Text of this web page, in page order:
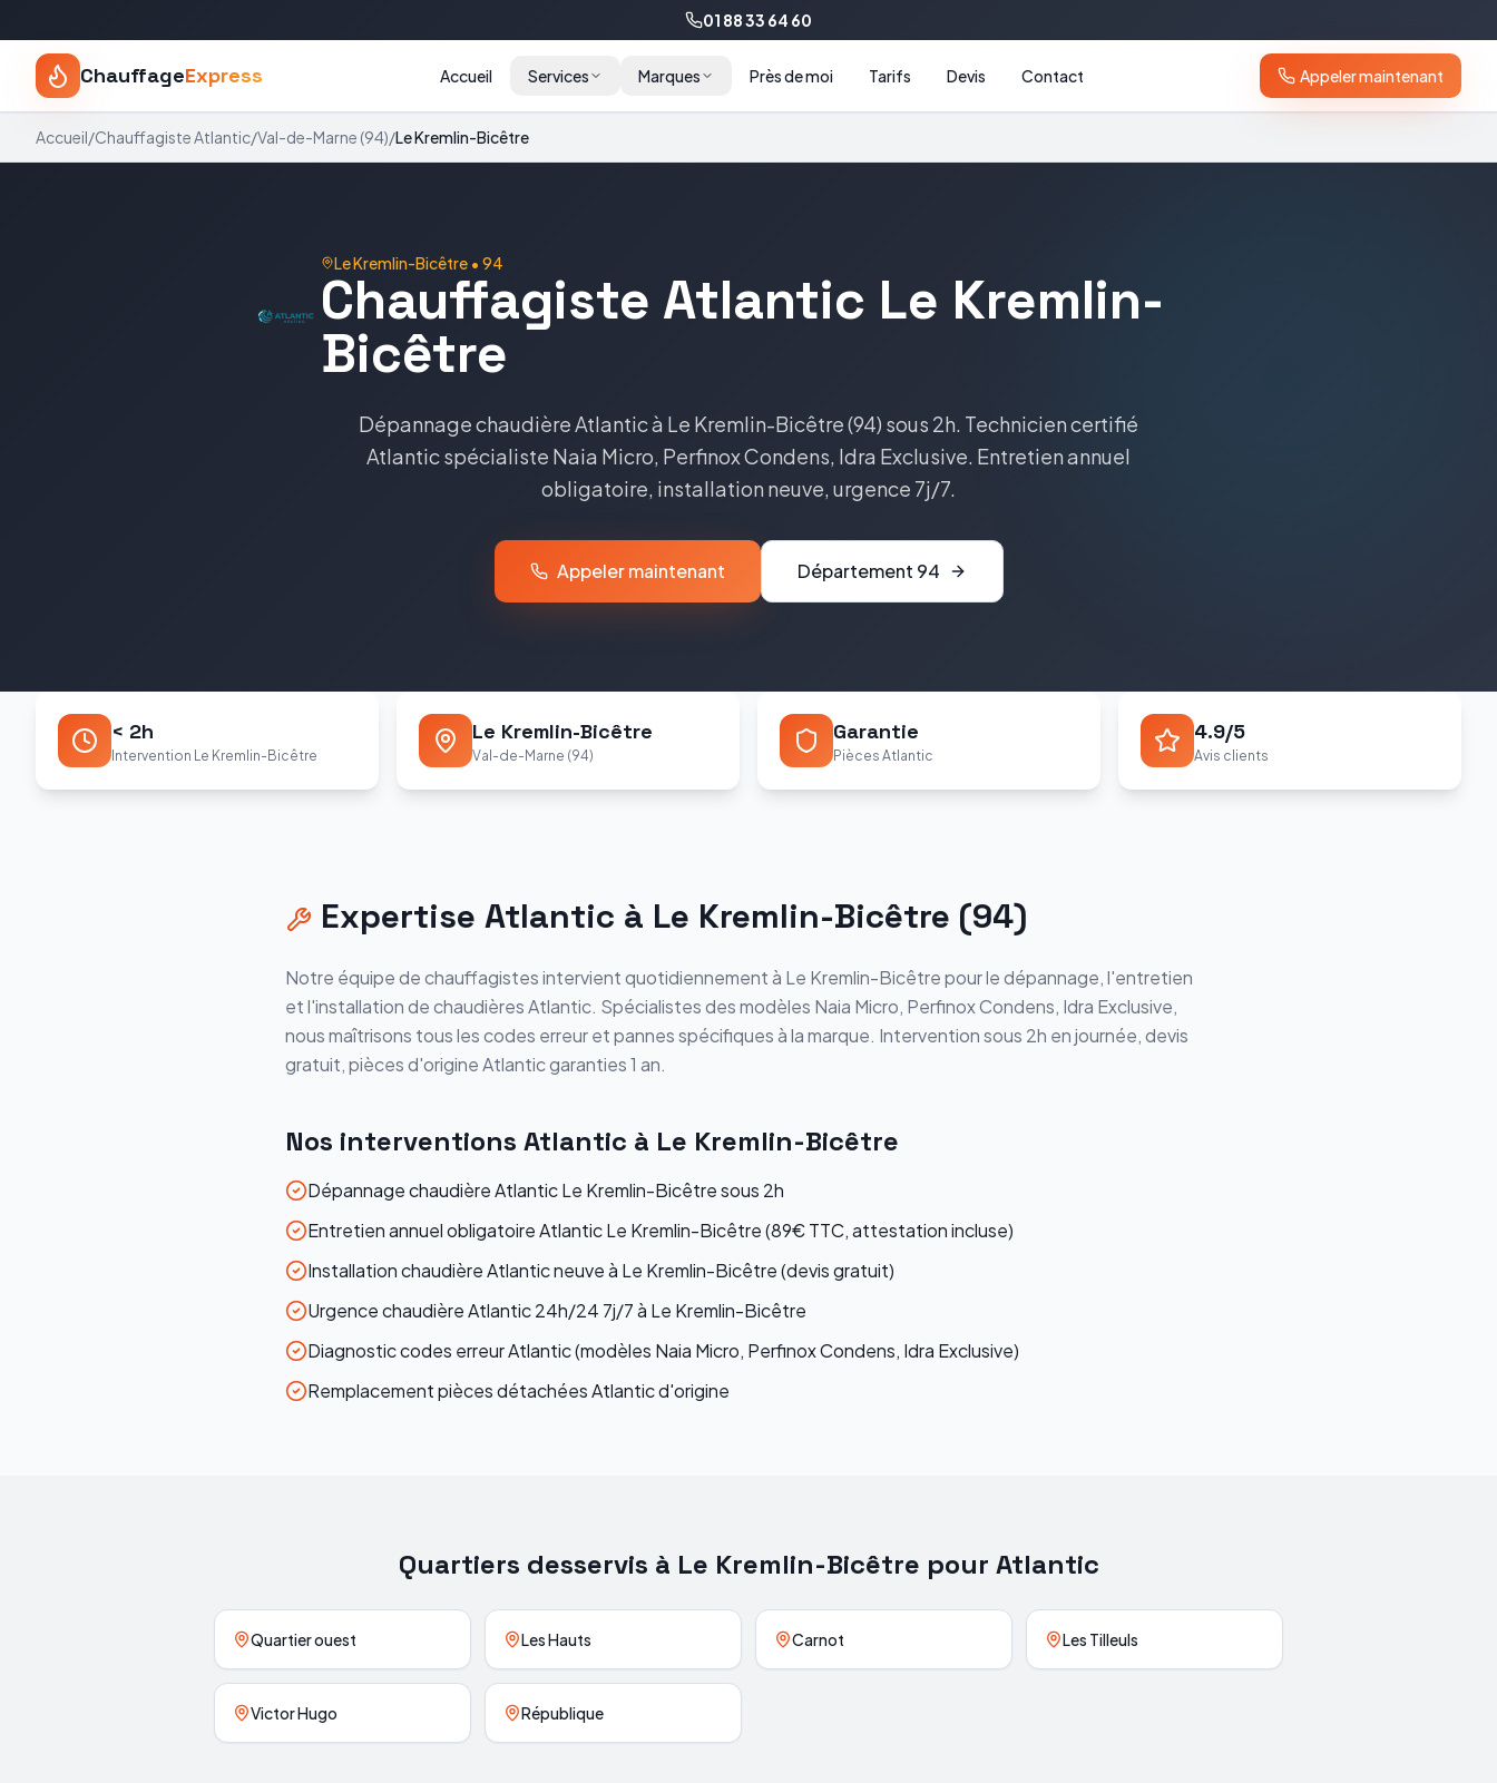
01 88 33 64 60
ChauffageExpress Accueil Services Marques Près de moi Tarifs Devis Contact Appeler maintenant
Accueil/ChauffagisteAtlantic/Val-de-Marne (94)/Le Kremlin-Bicêtre
Le Kremlin-Bicêtre • 94
Chauffagiste Atlantic Le Kremlin-
Bicêtre
Dépannage chaudièreAtlanticà Le Kremlin-Bicêtre(94) sous 2h. Technicien certifié
Atlanticspécialiste Naia Micro, Perfinox Condens, Idra Exclusive. Entretien annuel
obligatoire, installation neuve, urgence 7j/7.
Appeler maintenant Département 94
< 2h
Intervention Le Kremlin-Bicêtre
Le Kremlin-Bicêtre
Val-de-Marne (94)
Garantie
Pièces Atlantic
4.9/5
Avis clients
Expertise Atlantic à Le Kremlin-Bicêtre (94)
Notre équipe de chauffagistes intervient quotidiennement à Le Kremlin-Bicêtrepour le dépannage, l'entretien
et l'installation de chaudièresAtlantic. Spécialistes des modèles Naia Micro, Perfinox Condens, Idra Exclusive,
nous maîtrisons tous les codes erreur et pannes spécifiques à la marque. Intervention sous 2h en journée, devis
gratuit, pièces d'origineAtlanticgaranties 1 an.
Nos interventions Atlantic à Le Kremlin-Bicêtre
Dépannage chaudière Atlantic Le Kremlin-Bicêtre sous 2h
Entretien annuel obligatoire Atlantic Le Kremlin-Bicêtre (89€ TTC, attestation incluse)
Installation chaudière Atlantic neuve à Le Kremlin-Bicêtre (devis gratuit)
Urgence chaudière Atlantic 24h/24 7j/7 à Le Kremlin-Bicêtre
Diagnostic codes erreur Atlantic (modèles Naia Micro, Perfinox Condens, Idra Exclusive)
Remplacement pièces détachées Atlantic d'origine
Quartiers desservis à Le Kremlin-Bicêtre pour Atlantic
Quartier ouest Les Hauts Carnot Les Tilleuls
Victor Hugo République